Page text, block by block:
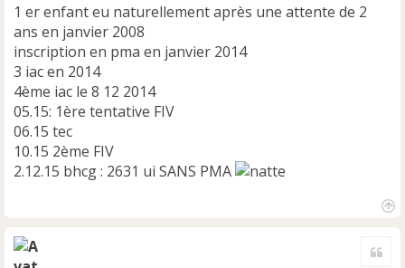
1 er enfant eu naturellement après une attente de 2
ans en janvier 2008
inscription en pma en janvier 2014
3 iac en 2014
4ème iac le 8 12 2014
05.15: 1ère tentative FIV
06.15 tec
10.15 2ème FIV
2.12.15 bhcg : 2631 ui SANS PMA